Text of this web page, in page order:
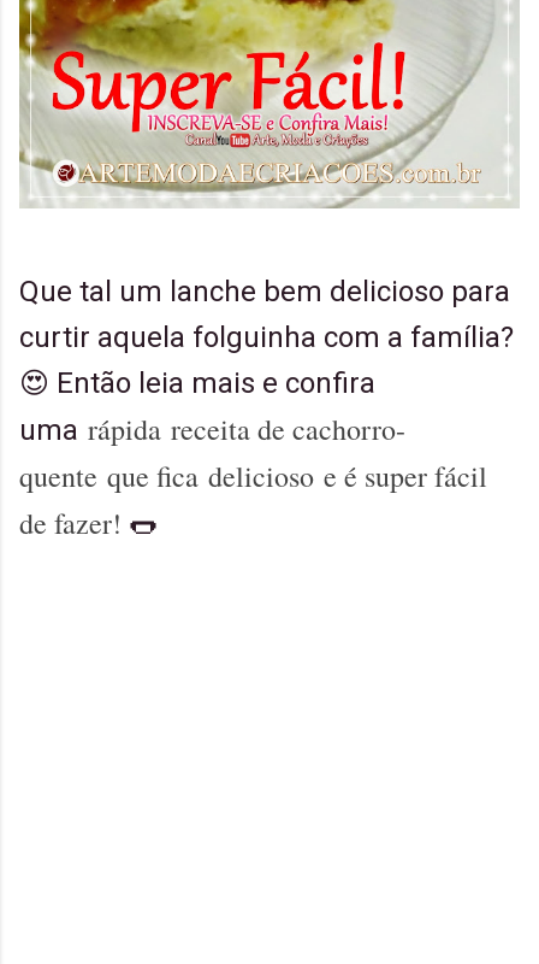
Que tal um lanche bem delicioso para
curtir aquela folguinha com a família?
😍 Então leia mais e confira
uma rápida receita de cachorro-
quente que fica delicioso e é super fácil
de fazer! 🌭